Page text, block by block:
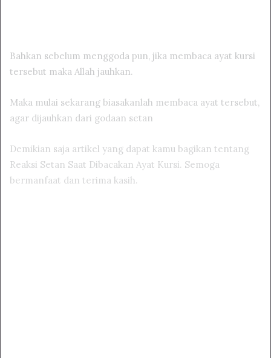
Bahkan sebelum menggoda pun, jika membaca ayat kursi
tersebut maka Allah jauhkan.
Maka mulai sekarang biasakanlah membaca ayat tersebut,
agar dijauhkan dari godaan setan
Demikian saja artikel yang dapat kamu bagikan tentang
Reaksi Setan Saat Dibacakan Ayat Kursi. Semoga
bermanfaat dan terima kasih.